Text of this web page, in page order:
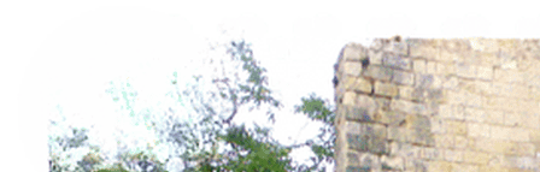
Italiano English Français Deutsch Español
Menu